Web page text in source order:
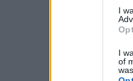
I
I
of